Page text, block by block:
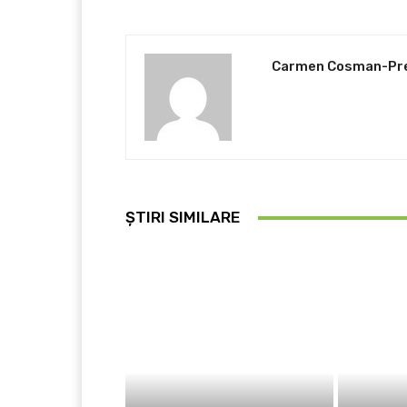
Carmen Cosman-
ȘTIRI SIMILARE